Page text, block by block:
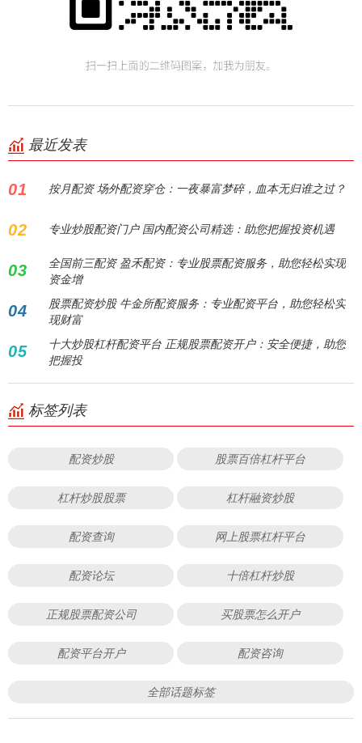
最近发表
01 按月配资 场外配资穿仓：一夜暴富梦碎，血本无归谁之过？
02 专业炒股配资门户 国内配资公司精选：助您把握投资机遇
03
全国前三配资 盈禾配资：专业股票配资服务，助您轻松实现
资金增
04
股票配资炒股 牛金所配资服务：专业配资平台，助您轻松实
现财富
05
十大炒股杠杆配资平台 正规股票配资开户：安全便捷，助您
把握投
标签列表
配资炒股 股票百倍杠杆平台
杠杆炒股股票 杠杆融资炒股
配资查询 网上股票杠杆平台
配资论坛 十倍杠杆炒股
正规股票配资公司 买股票怎么开户
配资平台开户 配资咨询
全部话题标签